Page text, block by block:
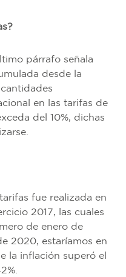
párrafo señala
desde la
en las tarifas de
del 10%, dichas
fue realizada en
2017, las cuales
de enero de
2020, estaríamos en
la inflación superó el